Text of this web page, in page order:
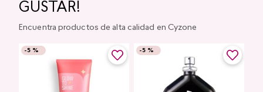
GUSTAR!
Encuentra productos de alta calidad en Cyzone
-5 % -5 %